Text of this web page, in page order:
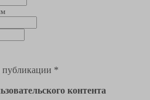
публикации *
контента